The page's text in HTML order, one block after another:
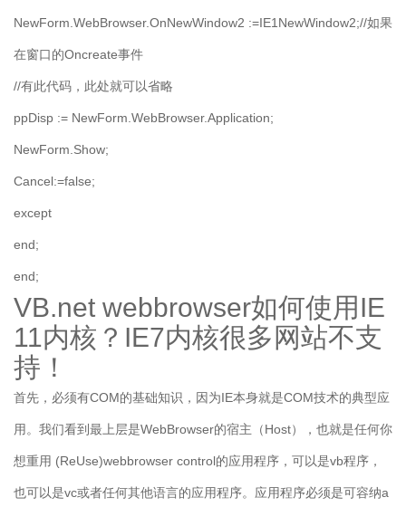
NewForm.WebBrowser.OnNewWindow2 :=IE1NewWindow2;//如果
在窗口的Oncreate事件
//有此代码，此处就可以省略
ppDisp := NewForm.WebBrowser.Application;
NewForm.Show;
Cancel:=false;
except
end;
end;
VB.net webbrowser如何使用IE
11内核？IE7内核很多网站不支
持！
首先，必须有COM的基础知识，因为IE本身就是COM技术的典型应
用。我们看到最上层是WebBrowser的宿主（Host），也就是任何你
想重用 (ReUse)webbrowser control的应用程序，可以是vb程序，
也可以是vc或者任何其他语言的应用程序。应用程序必须是可容纳a